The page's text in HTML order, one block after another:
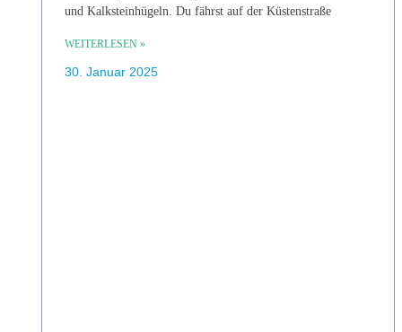
und Kalksteinhügeln. Du fährst auf der Küstenstraße
WEITERLESEN »
30. Januar 2025